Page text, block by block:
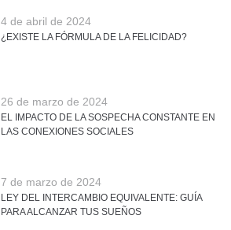
4 de abril de 2024
¿EXISTE LA FÓRMULA DE LA FELICIDAD?
26 de marzo de 2024
EL IMPACTO DE LA SOSPECHA CONSTANTE EN
LAS CONEXIONES SOCIALES
7 de marzo de 2024
LEY DEL INTERCAMBIO EQUIVALENTE: GUÍA
PARA ALCANZAR TUS SUEÑOS